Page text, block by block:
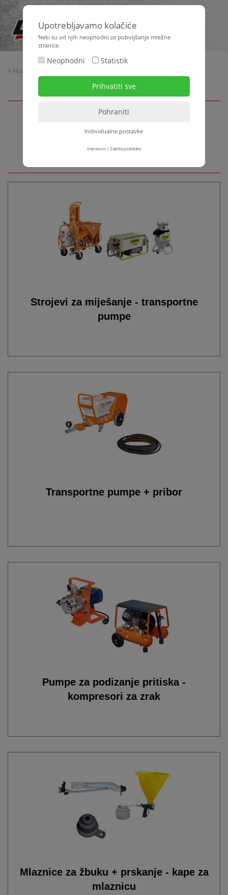
> Home
Žbukanje + transport
materijala
Strojevi za miješanje - transportne
pumpe
Transportne pumpe + pribor
Pumpe za podizanje pritiska -
kompresori za zrak
Mlaznice za žbuku + prskanje - kape za
mlaznicu
Upotrebljavamo kolačiće
Neki su od njih neophodni za poboljšanje mrežne
stranice.
Neophodni Statistik
Individualne postavke
Impresum| Zaštita podataka